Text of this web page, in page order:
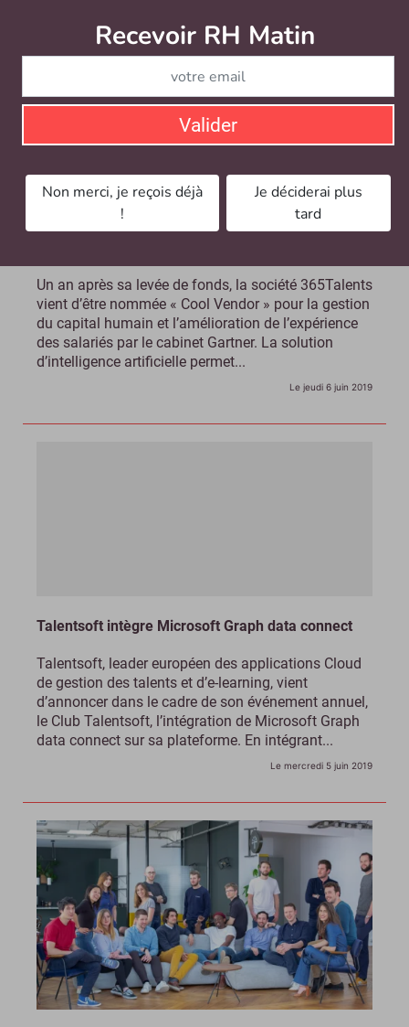
Un an après sa levée de fonds, la société 365Talents
vient d’être nommée « Cool Vendor » pour la gestion
du capital humain et l’amélioration de l’expérience
des salariés par le cabinet Gartner. La solution
d’intelligence artificielle permet...
Le jeudi 6 juin 2019
Talentsoft intègre Microsoft Graph data connect
Talentsoft, leader européen des applications Cloud
de gestion des talents et d’e-learning, vient
d’annoncer dans le cadre de son événement annuel,
le Club Talentsoft, l’intégration de Microsoft Graph
data connect sur sa plateforme. En intégrant...
Le mercredi 5 juin 2019
Recevoir RH Matin
Valider
Non merci, je reçois déjà
!
Je déciderai plus
tard